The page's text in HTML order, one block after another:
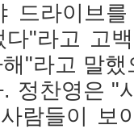
드라이브
다"라고 고
"라고 말
정찬영은 "
람들이 보